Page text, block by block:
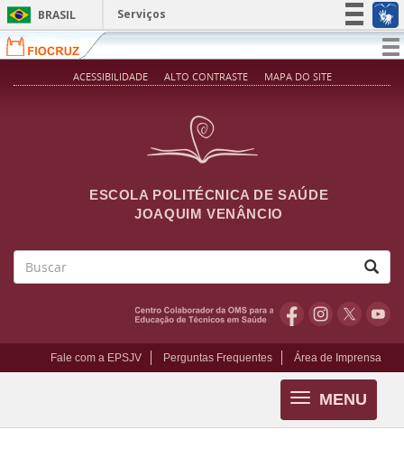
Pular para o conteúdo principal
BRASIL
Serviços
Simplifique!
Participe
ACESSIBILIDADE ALTO CONTRASTE MAPA DO SITE
ESCOLA POLITÉCNICA DE SAÚDE
JOAQUIM VENÂNCIO
Fale com a EPSJV Perguntas Frequentes Área de Imprensa
MENU
Toggle
navigation